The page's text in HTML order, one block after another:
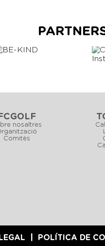
nosaltres
Comitès
POLÍTICA DE